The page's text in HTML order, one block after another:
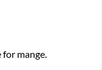
mange.